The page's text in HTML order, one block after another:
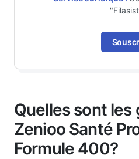
Quelles sont les
Zenioo Santé
Formule 400?